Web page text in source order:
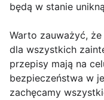
będą w stanie
Warto zauważyć,
dla wszystkich
przepisy mają na
bezpieczeństwa w
zachęcamy